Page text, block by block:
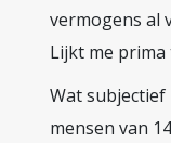
vermogens al
Lijkt me prima
Wat subjectief
mensen van